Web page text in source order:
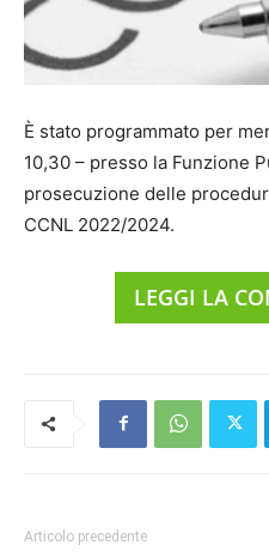
È stato programmato per
10,30 – presso la Funzione
prosecuzione delle
CCNL 2022/2024.
LEGGI LA
Articolo precedente